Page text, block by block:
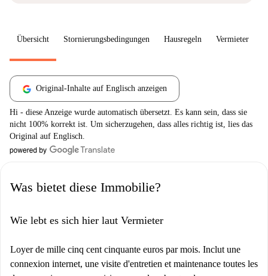
Übersicht Stornierungsbedingungen Hausregeln Vermieter
Original-Inhalte auf Englisch anzeigen
Hi - diese Anzeige wurde automatisch übersetzt. Es kann sein, dass sie
nicht 100% korrekt ist. Um sicherzugehen, dass alles richtig ist, lies das
Original auf Englisch.
Was bietet diese Immobilie?
Wie lebt es sich hier laut Vermieter
Loyer de mille cinq cent cinquante euros par mois. Inclut une
connexion internet, une visite d'entretien et maintenance toutes les